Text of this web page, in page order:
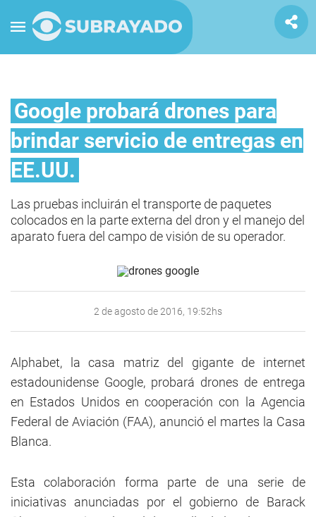
Google probará drones para
brindar servicio de entregas en
EE.UU.
Las pruebas incluirán el transporte de paquetes
colocados en la parte externa del dron y el manejo del
aparato fuera del campo de visión de su operador.
2 de agosto de 2016, 19:52hs
Alphabet, la casa matriz del gigante de internet
estadounidense Google, probará drones de entrega
en Estados Unidos en cooperación con la Agencia
Federal de Aviación (FAA), anunció el martes la Casa
Blanca.
Esta colaboración forma parte de una serie de
iniciativas anunciadas por el gobierno de Barack